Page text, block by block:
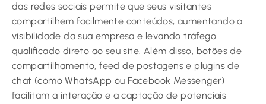
das redes sociais permite que seus visitantes
compartilhem facilmente conteúdos, aumentando a
visibilidade da sua empresa e levando tráfego
qualificado direto ao seu site. Além disso, botões de
compartilhamento, feed de postagens e plugins de
chat (como WhatsApp ou Facebook Messenger)
facilitam a interação e a captação de potenciais